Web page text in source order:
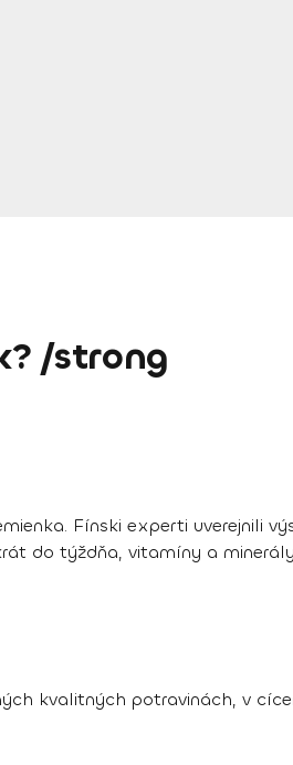
/strong
Fínski experti uverejnili
do týždňa, vitamíny a
kvalitných potravinách, v